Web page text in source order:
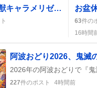
「乙女怪獣キャラメリゼ」第6話「らいりの森」放送開始、視聴者が「最高」「大好き」など熱狂的リアクション
63件の
16時間
阿波おどり2026、鬼滅
227件のポスト 4時間前